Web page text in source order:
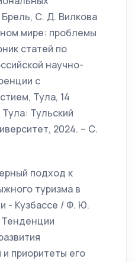
С. Д. Вилкова
мире: проблемы
статей по
научно-
с
Тула, 14
Тульский
2024. – С.
подход к
туризма в
- Кузбассе / Ф. Ю.
Тенденции
приоритеты его